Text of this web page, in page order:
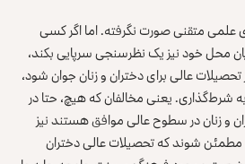
علمی متقنی صورت نگرفته. اما اگر کسی
محل خود نیز یک نظرسنجی سرپایی بکند،
عالی برای دختران و زنان جوان شود،
یعنی مخالفان که هیچ، حتا در
و زنان در سطوح عالی موافق هستند نیز
شوند که تحصیلات عالی دختران